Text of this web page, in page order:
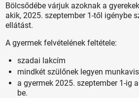
Bölcsődébe várjuk azoknak a
akik, 2025. szeptember 1-től igénybe
ellátást.
A gyermek felvételének feltétele:
szadai lakcím
mindkét szülőnek legyen
a gyermek 2025. szeptember 1-ig
be.